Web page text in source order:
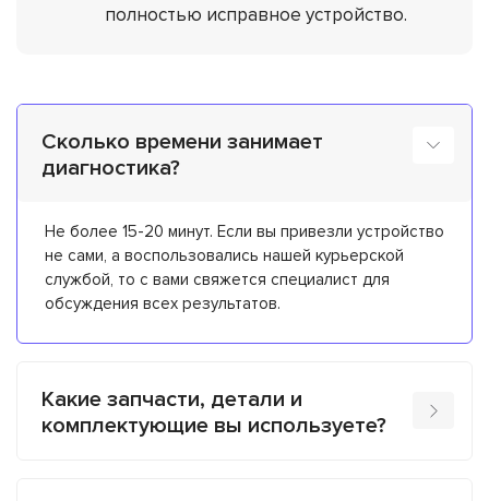
полностью исправное устройство.
Сколько времени занимает
диагностика?
Не более 15-20 минут. Если вы привезли устройство
не сами, а воспользовались нашей курьерской
службой, то с вами свяжется специалист для
обсуждения всех результатов.
Какие запчасти, детали и
комплектующие вы используете?